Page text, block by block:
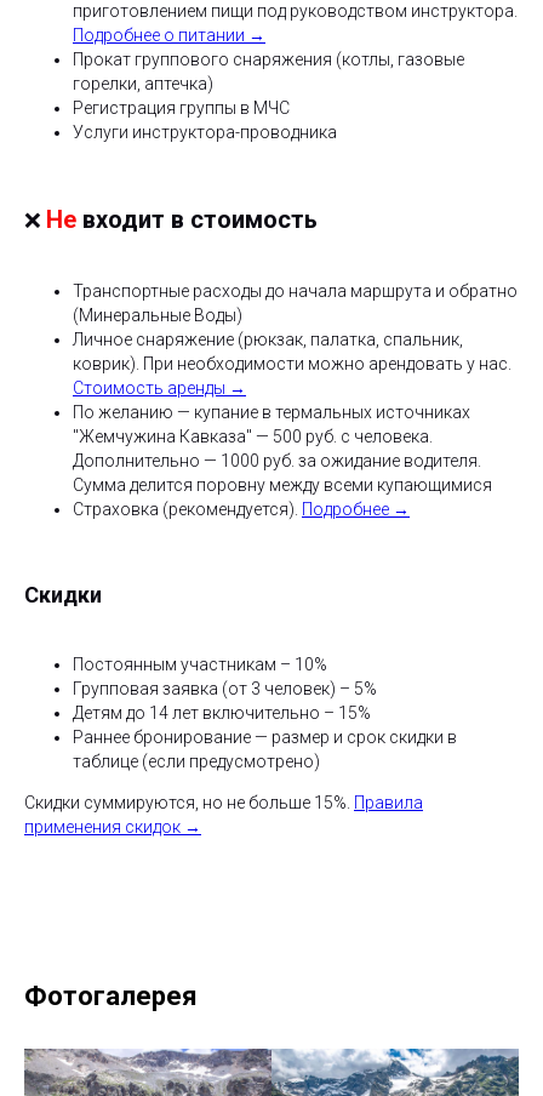
приготовлением пищи под руководством инструктора.
Подробнее о питании →
Прокат группового снаряжения (котлы, газовые
горелки, аптечка)
Регистрация группы в МЧС
Услуги инструктора-проводника
❌ Не входит в стоимость
Транспортные расходы до начала маршрута и обратно
(Минеральные Воды)
Личное снаряжение (рюкзак, палатка, спальник,
коврик). При необходимости можно арендовать у нас.
Стоимость аренды →
По желанию — купание в термальных источниках
"Жемчужина Кавказа" — 500 руб. с человека.
Дополнительно — 1000 руб. за ожидание водителя.
Сумма делится поровну между всеми купающимися
Страховка (рекомендуется). Подробнее →
Скидки
Постоянным участникам – 10%
Групповая заявка (от 3 человек) – 5%
Детям до 14 лет включительно – 15%
Раннее бронирование — размер и срок скидки в
таблице (если предусмотрено)
Скидки суммируются, но не больше 15%. Правила
применения скидок →
Фотогалерея